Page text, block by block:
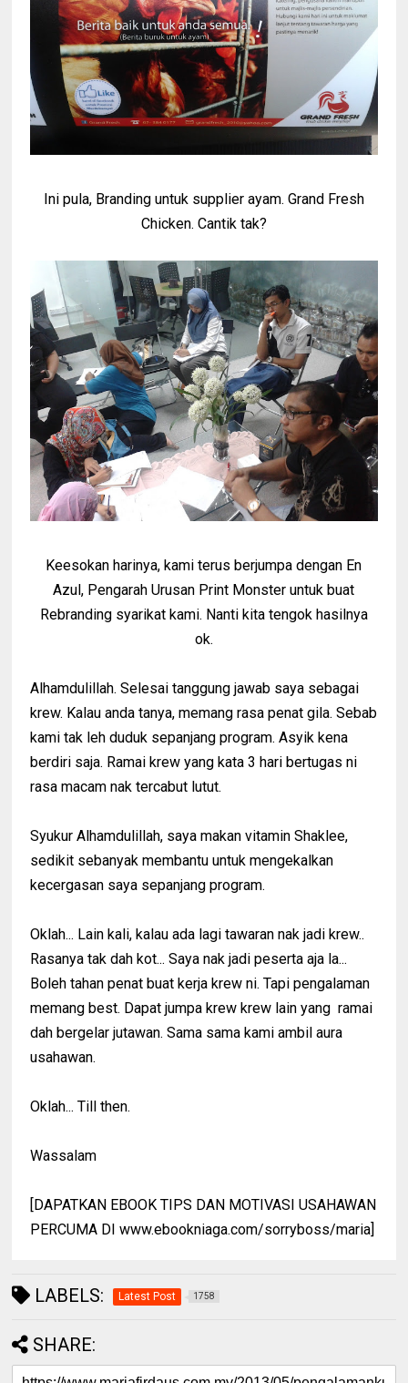
Ini pula, Branding untuk supplier ayam. Grand Fresh
Chicken. Cantik tak?
Keesokan harinya, kami terus berjumpa dengan En
Azul, Pengarah Urusan Print Monster untuk buat
Rebranding syarikat kami. Nanti kita tengok hasilnya
ok.
Alhamdulillah. Selesai tanggung jawab saya sebagai
krew. Kalau anda tanya, memang rasa penat gila. Sebab
kami tak leh duduk sepanjang program. Asyik kena
berdiri saja. Ramai krew yang kata 3 hari bertugas ni
rasa macam nak tercabut lutut.
Syukur Alhamdulillah, saya makan vitamin Shaklee,
sedikit sebanyak membantu untuk mengekalkan
kecergasan saya sepanjang program.
Oklah... Lain kali, kalau ada lagi tawaran nak jadi krew..
Rasanya tak dah kot... Saya nak jadi peserta aja la...
Boleh tahan penat buat kerja krew ni. Tapi pengalaman
memang best. Dapat jumpa krew krew lain yang ramai
dah bergelar jutawan. Sama sama kami ambil aura
usahawan.
Oklah... Till then.
Wassalam
[DAPATKAN EBOOK TIPS DAN MOTIVASI USAHAWAN
PERCUMA DI www.ebookniaga.com/sorryboss/maria]
LABELS: Latest Post 1758
SHARE: